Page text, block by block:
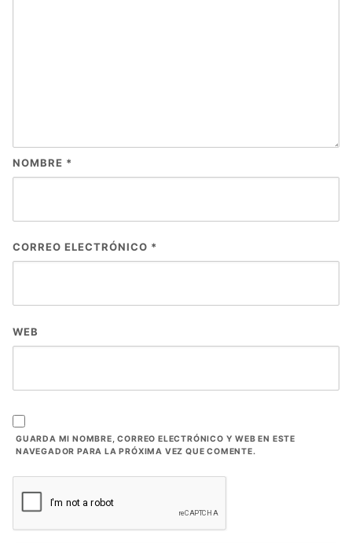
NOMBRE *
CORREO ELECTRÓNICO *
WEB
GUARDA MI NOMBRE, CORREO ELECTRÓNICO Y WEB EN ESTE
NAVEGADOR PARA LA PRÓXIMA VEZ QUE COMENTE.